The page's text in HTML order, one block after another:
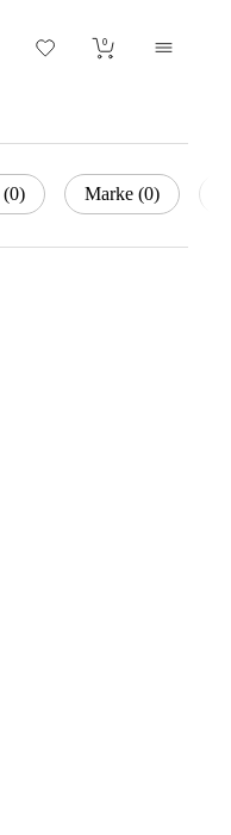
0
0 Marke 0